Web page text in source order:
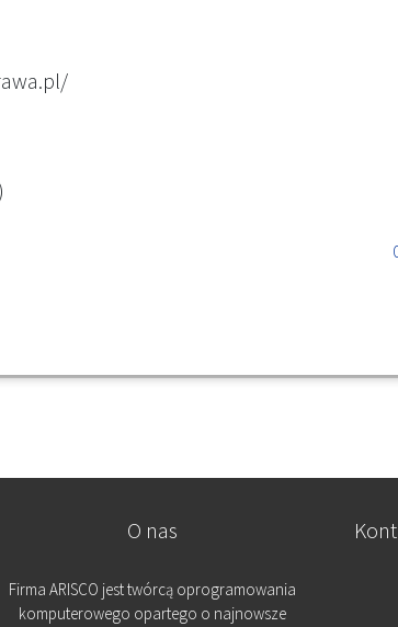
O nas
Firma ARISCO jest twórcą oprogramowania
komputerowego opartego o najnowsze